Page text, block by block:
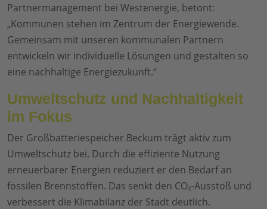
Partnermanagement bei Westenergie, betont:
„Kommunen stehen im Zentrum der Energiewende.
Gemeinsam mit unseren kommunalen Partnern
entwickeln wir individuelle Lösungen und gestalten so
eine nachhaltige Energiezukunft.“
Umweltschutz und Nachhaltigkeit
im Fokus
Der Großbatteriespeicher Beckum trägt aktiv zum
Umweltschutz bei. Durch die effiziente Nutzung
erneuerbarer Energien reduziert er den Bedarf an
fossilen Brennstoffen. Das senkt den CO₂-Ausstoß und
verbessert die Klimabilanz der Stadt deutlich.